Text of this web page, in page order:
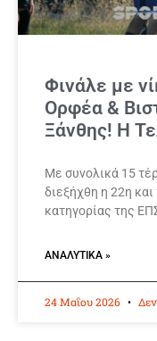
Φινάλε με
Ορφέα &
Ξάνθης! Η
Με συνολικά 15
διεξήχθη η 22η
κατηγορίας της
ΑΝΑΛΥΤΙΚΆ »
24 Μαΐου 2026